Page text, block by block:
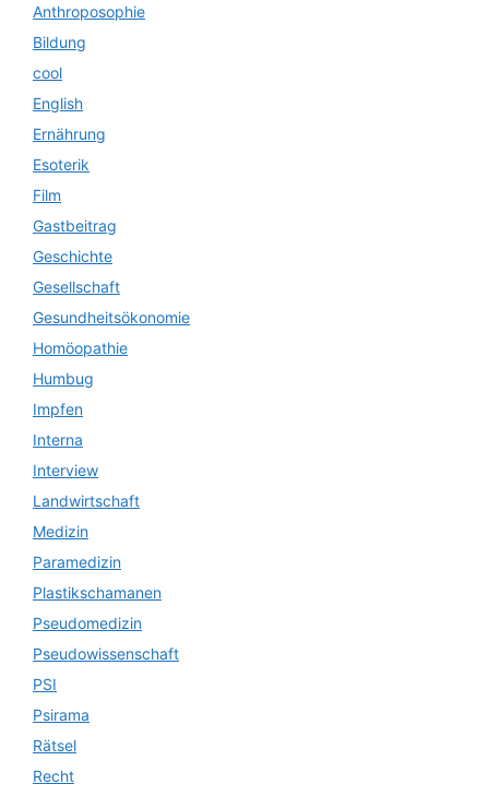
Anthroposophie
Bildung
cool
English
Ernährung
Esoterik
Film
Gastbeitrag
Geschichte
Gesellschaft
Gesundheitsökonomie
Homöopathie
Humbug
Impfen
Interna
Interview
Landwirtschaft
Medizin
Paramedizin
Plastikschamanen
Pseudomedizin
Pseudowissenschaft
PSI
Psirama
Rätsel
Recht